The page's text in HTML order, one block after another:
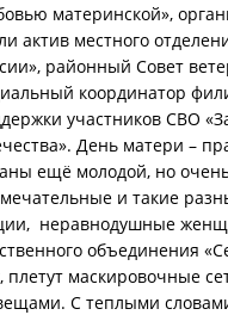
материнской»,
актив местного
районный Совет
координатор
участников СВО
День матери –
ещё молодой, но
и такие
неравнодушные
объединения
маскировочные
С теплыми